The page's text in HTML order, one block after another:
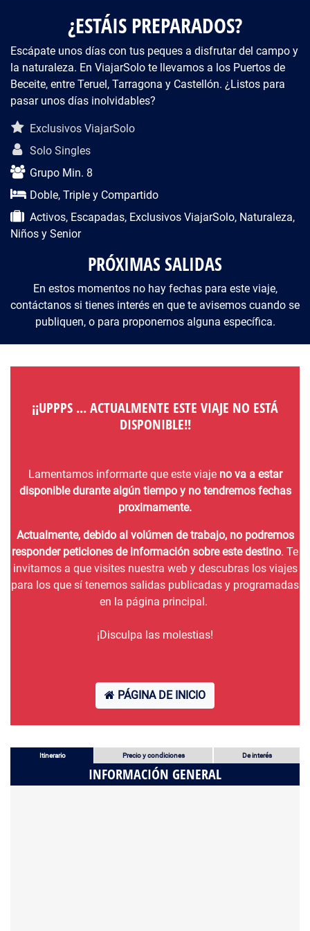
¿ESTÁIS PREPARADOS?
Escápate unos días con tus peques a disfrutar del campo y
la naturaleza. En ViajarSolo te llevamos a los Puertos de
Beceite, entre Teruel, Tarragona y Castellón. ¿Listos para
pasar unos días inolvidables?
Descripción del viaje
Exclusivos ViajarSolo
Solo Singles
Grupo Min. 8
Doble, Triple y Compartido
Activos, Escapadas, Exclusivos ViajarSolo, Naturaleza,
Niños y Senior
PRÓXIMAS SALIDAS
En estos momentos no hay fechas para este viaje,
contáctanos si tienes interés en que te avisemos cuando se
publiquen, o para proponernos alguna específica.
¡¡UPPPS ... ACTUALMENTE ESTE VIAJE NO ESTÁ
DISPONIBLE!!
Lamentamos informarte que este viaje no va a estar
disponible durante algún tiempo y no tendremos fechas
proximamente.
Actualmente, debido al volúmen de trabajo, no podremos
responder peticiones de información sobre este destino. Te
invitamos a que visites nuestra web y descubras los viajes
para los que sí tenemos salidas publicadas y programadas
en la página principal.
¡Disculpa las molestias!
PÁGINA DE INICIO
Itinerario Precio y condiciones De interés
INFORMACIÓN GENERAL